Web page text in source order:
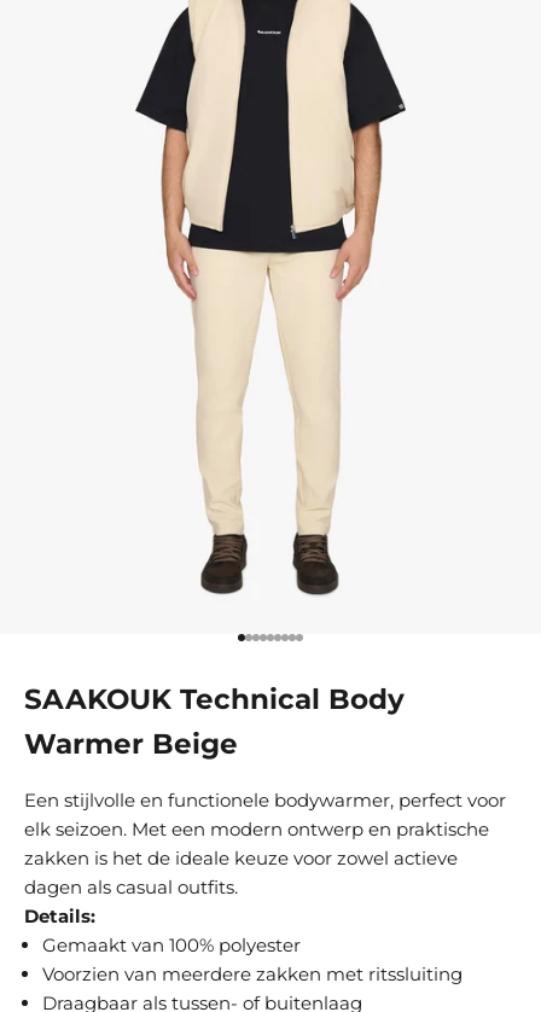
Go to item 1
Go to item 2
Go to item 3
Go to item 4
Go to item 5
Go to item 6
Go to item 7
Go to item 8
Go to item 9
SAAKOUK Technical Body
Warmer Beige
Een stijlvolle en functionele bodywarmer, perfect voor
elk seizoen. Met een modern ontwerp en praktische
zakken is het de ideale keuze voor zowel actieve
dagen als casual outfits.
Details:
Gemaakt van 100% polyester
Voorzien van meerdere zakken met ritssluiting
Draagbaar als tussen- of buitenlaag